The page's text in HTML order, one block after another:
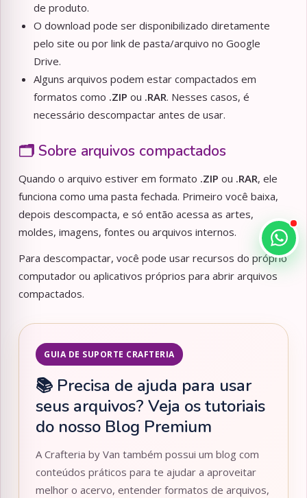
de produto.
O download pode ser disponibilizado diretamente
pelo site ou por link de pasta/arquivo no Google
Drive.
Alguns arquivos podem estar compactados em
formatos como .ZIP ou .RAR. Nesses casos, é
necessário descompactar antes de usar.
🗂️ Sobre arquivos compactados
Quando o arquivo estiver em formato .ZIP ou .RAR, ele
funciona como uma pasta fechada. Primeiro você baixa,
depois descompacta, e só então acessa as artes,
moldes, imagens, fontes ou arquivos internos.
Para descompactar, você pode usar recursos do próprio
computador ou aplicativos próprios para abrir arquivos
compactados.
GUIA DE SUPORTE CRAFTERIA
📚 Precisa de ajuda para usar
seus arquivos? Veja os tutoriais
do nosso Blog Premium
A Crafteria by Van também possui um blog com
conteúdos práticos para te ajudar a aproveitar
melhor o acervo, entender formatos de arquivos,